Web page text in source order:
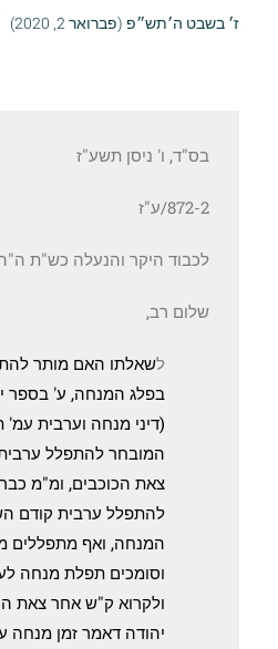
ז׳ בשבט ה׳תש״פ (פברואר 2, 2020)
בס"ד, ‏ו' ניסן תשע"ז
872-2/ע"ז
לכבוד היקר והנעלה כש"ת
שלום רב,
לשאלתו האם מותר
בפלג המנחה, ע' בספר
(דיני מנחה וערבית עמ'
המובחר להתפלל
צאת הכוכבים, ומ"מ
להתפלל ערבית קודם
המנחה, ואף מתפללים
וסומכים תפלת מנחה
ולקרוא ק"ש אחר צאת
יהודה דאמר זמן מנחה